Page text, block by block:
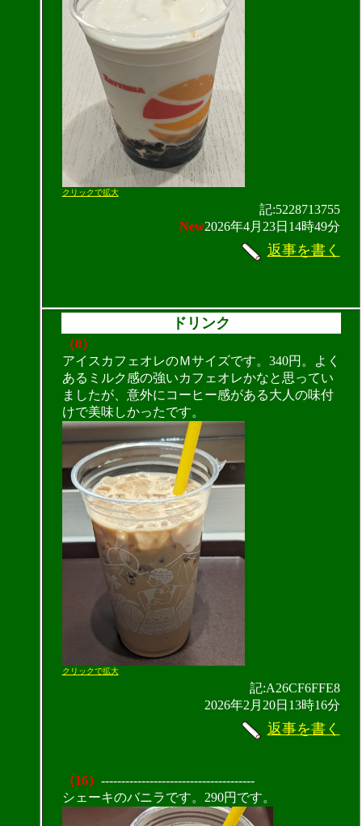
クリックで拡大
記:5228713755
New2026年4月23日14時49分
返事を書く
ドリンク
（8）
アイスカフェオレのＭサイズです。340円。よく
あるミルク感の強いカフェオレかなと思ってい
ましたが、意外にコーヒー感がある大人の味付
けで美味しかったです。
クリックで拡大
記:A26CF6FFE8
2026年2月20日13時16分
返事を書く
（16） --------------------------------------
シェーキのバニラです。290円です。